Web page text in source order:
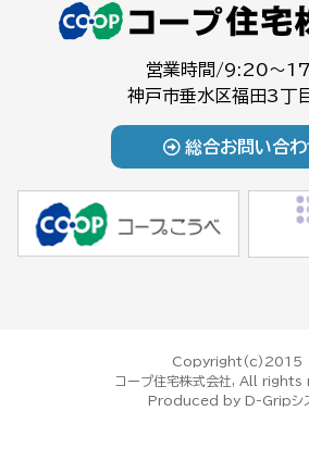
営業時間/9:20～
神戸市垂水区福田3丁
総合お問い合わ
Copyright(c)2015
コープ住宅株式会社, All rights
Produced by D-Gripシ